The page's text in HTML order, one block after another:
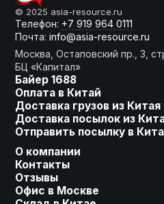
Готовы
От слов
Ваше имя
Оставьте заявку, мы
для Вас
© 2025 asia-resource.ru
Телефон: +7 919 964 0111
Почта: info@asia-resource.ru
Москва, Остаповский пр., 3,
БЦ «Капитал»
Байер 1688
Оплата в Китай
Доставка грузов из Китая
Доставка посылок из
Отправить посылку в
О компании
Контакты
Отзывы
Офис в Москве